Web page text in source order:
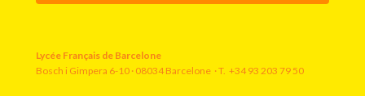
Lycée Français de Barcelone
Bosch i Gimpera 6-10 · 08034 Barcelone · T. +34 93 203 79 50